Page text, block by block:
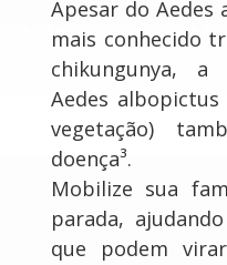
Apesar do Aedes
mais conhecido
chikungunya,
Aedes
vegetação)
doença³.
Mobilize sua
parada,
que podem